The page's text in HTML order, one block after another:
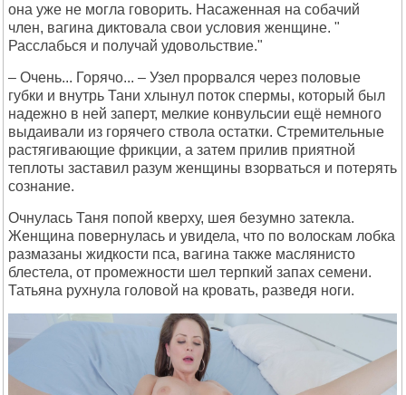
она уже не могла говорить. Насаженная на собачий
член, вагина диктовала свои условия женщине. "
Расслабься и получай удовольствие."
– Очень... Горячо... – Узел прорвался через половые
губки и внутрь Тани хлынул поток спермы, который был
надежно в ней заперт, мелкие конвульсии ещё немного
выдаивали из горячего ствола остатки. Стремительные
растягивающие фрикции, а затем прилив приятной
теплоты заставил разум женщины взорваться и потерять
сознание.
Очнулась Таня попой кверху, шея безумно затекла.
Женщина повернулась и увидела, что по волоскам лобка
размазаны жидкости пса, вагина также маслянисто
блестела, от промежности шел терпкий запах семени.
Татьяна рухнула головой на кровать, разведя ноги.